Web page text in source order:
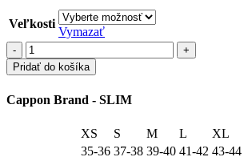
Veľkosti
Vymazať
množstvo
SKK
F152
VR5
Pridať do košíka
Cappon Brand - SLIM
XS S M L XL
35-36 37-38 39-40 41-42 43-44